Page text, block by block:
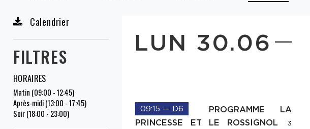
Calendrier
FILTRES
HORAIRES
Matin (09:00 - 12:45)
Après-midi (13:00 - 17:45)
Soir (18:00 - 23:00)
LUN 30.06
09:15 — D6
PROGRAMME LA
PRINCESSE ET LE ROSSIGNOL
3